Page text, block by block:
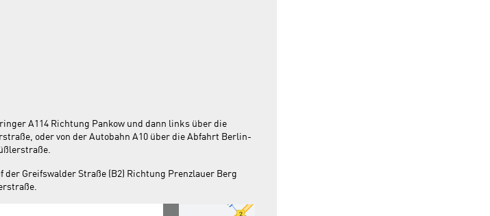
A114 Richtung Pankow und dann links über die
oder von der Autobahn A10 über die Abfahrt Berlin-
Greifswalder Straße (B2) Richtung Prenzlauer Berg